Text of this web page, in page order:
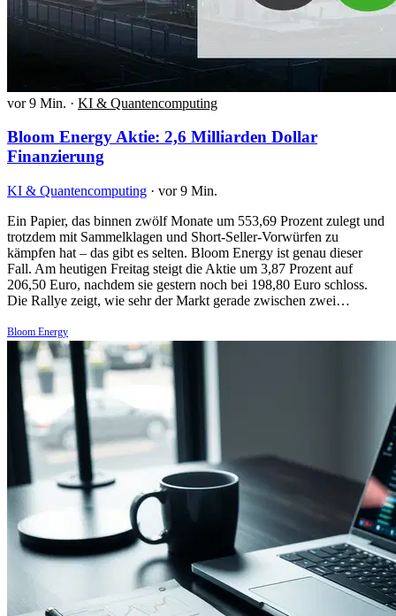
vor 9 Min. · KI & Quantencomputing
Bloom Energy Aktie: 2,6 Milliarden Dollar
Finanzierung
KI & Quantencomputing · vor 9 Min.
Ein Papier, das binnen zwölf Monate um 553,69 Prozent zulegt und
trotzdem mit Sammelklagen und Short-Seller-Vorwürfen zu
kämpfen hat – das gibt es selten. Bloom Energy ist genau dieser
Fall. Am heutigen Freitag steigt die Aktie um 3,87 Prozent auf
206,50 Euro, nachdem sie gestern noch bei 198,80 Euro schloss.
Die Rallye zeigt, wie sehr der Markt gerade zwischen zwei…
Bloom Energy